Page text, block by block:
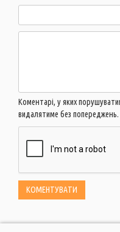
Коментарі, у яких
видалятиме без попереджень.